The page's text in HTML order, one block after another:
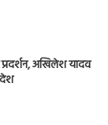
प्रदर्शन, अखिलेश यादव